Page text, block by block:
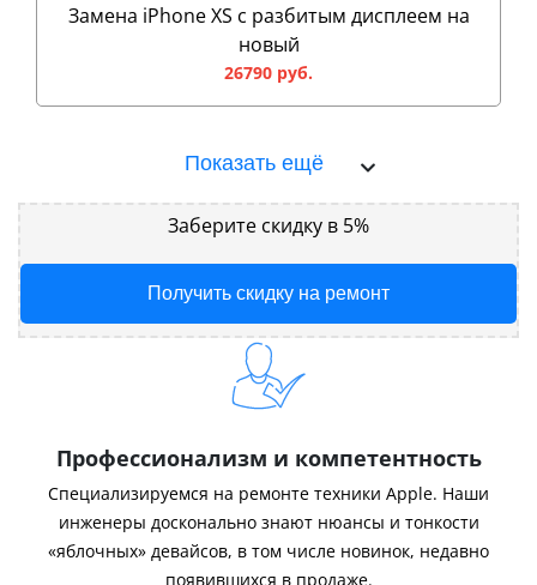
Замена iPhone XS с разбитым дисплеем на
новый
26790 руб.
Показать ещё
Заберите скидку в 5%
Получить скидку на ремонт
Профессионализм и компетентность
Специализируемся на ремонте техники Apple. Наши
инженеры досконально знают нюансы и тонкости
«яблочных» девайсов, в том числе новинок, недавно
появившихся в продаже.